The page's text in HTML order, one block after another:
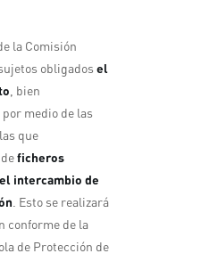
la Comisión
obligados el
, bien
medio de las
que
ficheros
intercambio de
. Esto se realizará
conforme de la
de Protección de